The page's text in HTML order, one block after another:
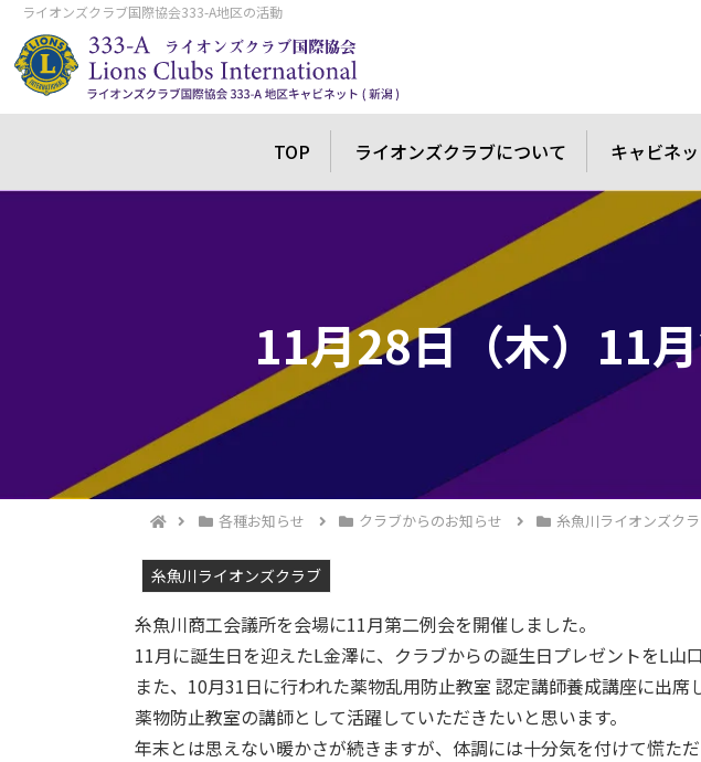
ライオンズクラブ国際協会333-A地区の活動
TOP ライオンズクラブについて キャビネ
11月28日（木）11
各種お知らせ クラブからのお知らせ 糸魚川ライオンズク
糸魚川ライオンズクラブ
糸魚川商工会議所を会場に11月第二例会を開催しました。
11月に誕生日を迎えたL金澤に、クラブからの誕生日プレゼントをL山
また、10月31日に行われた薬物乱用防止教室 認定講師養成講座に出
薬物防止教室の講師として活躍していただきたいと思います。
年末とは思えない暖かさが続きますが、体調には十分気を付けて慌た